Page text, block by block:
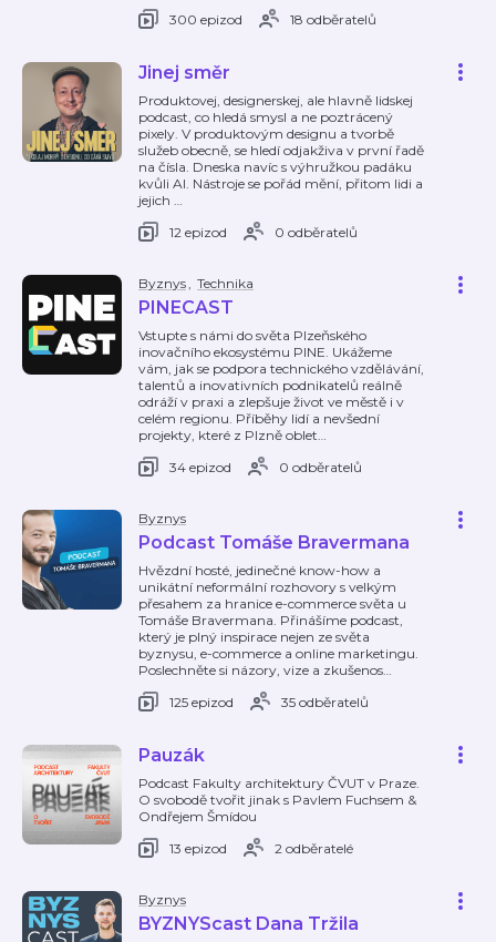
300 epizod
18 odběratelů
Jinej směr
Produktovej, designerskej, ale hlavně lidskej
podcast, co hledá smysl a ne poztrácený
pixely. V produktovým designu a tvorbě
služeb obecně, se hledí odjakživa v první řadě
na čísla. Dneska navíc s výhružkou padáku
kvůli AI. Nástroje se pořád mění, přitom lidi a
jejich …
12 epizod
0 odběratelů
Byznys, Technika
PINECAST
Vstupte s námi do světa Plzeňského
inovačního ekosystému PINE. Ukážeme
vám, jak se podpora technického vzdělávání,
talentů a inovativních podnikatelů reálně
odráží v praxi a zlepšuje život ve městě i v
celém regionu. Příběhy lidí a nevšední
projekty, které z Plzně oblet…
34 epizod
0 odběratelů
Byznys
Podcast Tomáše Bravermana
Hvězdní hosté, jedinečné know-how a
unikátní neformální rozhovory s velkým
přesahem za hranice e-commerce světa u
Tomáše Bravermana. Přinášíme podcast,
který je plný inspirace nejen ze světa
byznysu, e-commerce a online marketingu.
Poslechněte si názory, vize a zkušenos…
125 epizod
35 odběratelů
Pauzák
Podcast Fakulty architektury ČVUT v Praze.
O svobodě tvořit jinak s Pavlem Fuchsem &
Ondřejem Šmídou
13 epizod
2 odběratelé
Byznys
BYZNYScast Dana Tržila